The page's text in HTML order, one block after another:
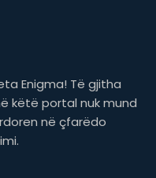
Enigma! Të gjitha
këtë portal nuk mund
në çfarëdo